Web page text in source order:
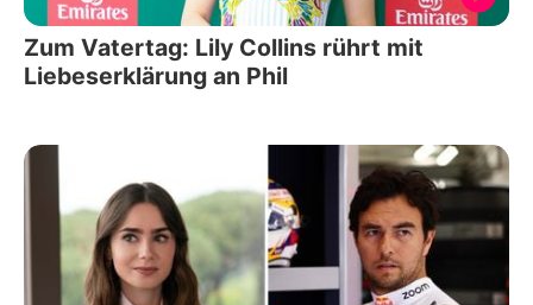
Zum Vatertag: Lily Collins rührt mit
Liebeserklärung an Phil